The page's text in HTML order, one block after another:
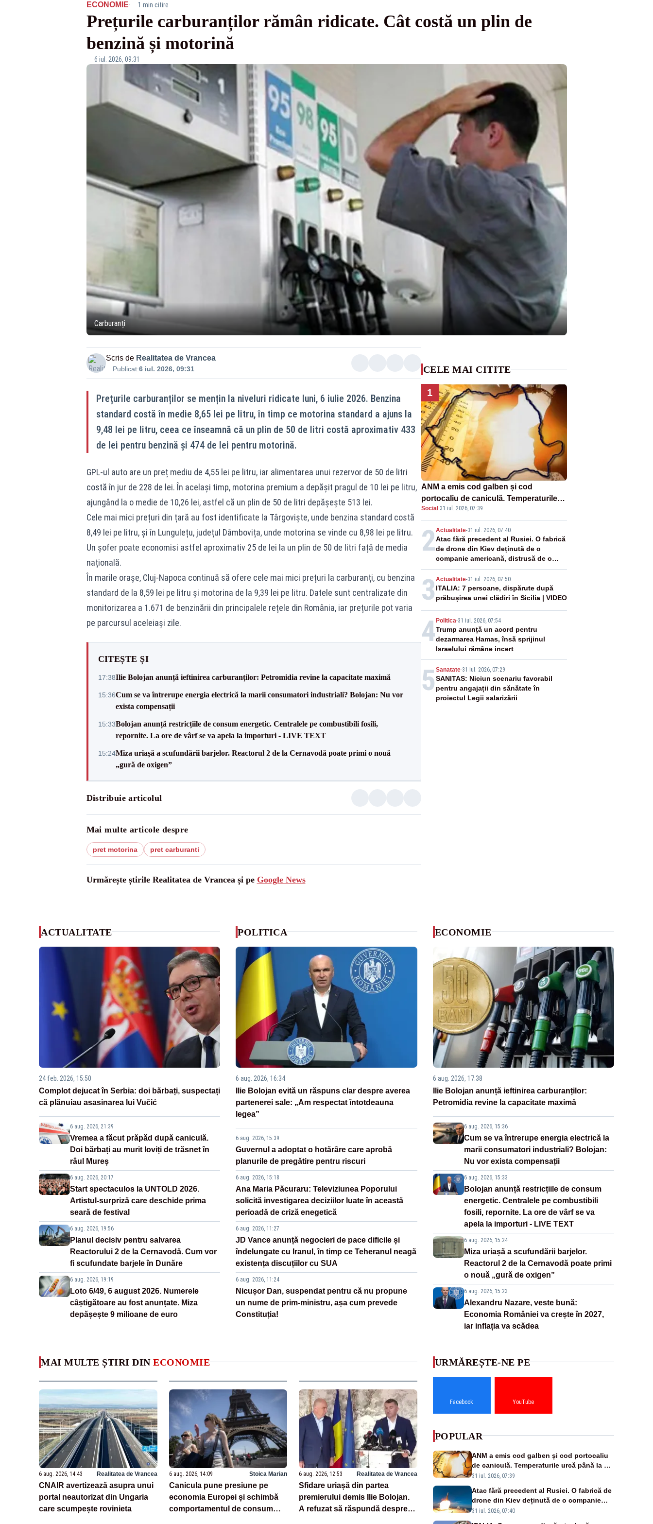
ECONOMIE· 1 min citire
Prețurile carburanților rămân ridicate. Cât costă un plin de
benzină și motorină
6 iul. 2026, 09:31
Carburanți
Scris de Realitatea de Vrancea
Publicat:6 iul. 2026, 09:31
Prețurile carburanților se mențin la niveluri ridicate luni, 6 iulie 2026. Benzina
standard costă în medie 8,65 lei pe litru, în timp ce motorina standard a ajuns la
9,48 lei pe litru, ceea ce înseamnă că un plin de 50 de litri costă aproximativ 433
de lei pentru benzină și 474 de lei pentru motorină.
GPL-ul auto are un preț mediu de 4,55 lei pe litru, iar alimentarea unui rezervor de 50 de litri
costă în jur de 228 de lei. În același timp, motorina premium a depășit pragul de 10 lei pe litru,
ajungând la o medie de 10,26 lei, astfel că un plin de 50 de litri depășește 513 lei.
Cele mai mici prețuri din țară au fost identificate la Târgoviște, unde benzina standard costă
8,49 lei pe litru, și în Lungulețu, județul Dâmbovița, unde motorina se vinde cu 8,98 lei pe litru.
Un șofer poate economisi astfel aproximativ 25 de lei la un plin de 50 de litri față de media
națională.
În marile orașe, Cluj-Napoca continuă să ofere cele mai mici prețuri la carburanți, cu benzina
standard de la 8,59 lei pe litru și motorina de la 9,39 lei pe litru. Datele sunt centralizate din
monitorizarea a 1.671 de benzinării din principalele rețele din România, iar prețurile pot varia
pe parcursul aceleiași zile.
CITEȘTE ȘI
17:38Ilie Bolojan anunță ieftinirea carburanților: Petromidia revine la capacitate maximă
15:36Cum se va întrerupe energia electrică la marii consumatori industriali? Bolojan: Nu vor
exista compensații
15:33Bolojan anunță restricțiile de consum energetic. Centralele pe combustibili fosili,
repornite. La ore de vârf se va apela la importuri - LIVE TEXT
15:24Miza uriașă a scufundării barjelor. Reactorul 2 de la Cernavodă poate primi o nouă
„gură de oxigen”
Distribuie articolul
Mai multe articole despre
pret motorina pret carburanti
Urmărește știrile Realitatea de Vrancea și pe Google News
CELE MAI CITITE
1
ANM a emis cod galben și cod
portocaliu de caniculă. Temperaturile
urcă până la 38 de grade, iar nopțile
devin tropicale
Social·31 iul. 2026, 07:39
2Actualitate-31 iul. 2026, 07:40
Atac fără precedent al Rusiei. O fabrică
de drone din Kiev deținută de o
companie americană, distrusă de o
rachetă rusească
3 Actualitate-31 iul. 2026, 07:50
ITALIA: 7 persoane, dispărute după
prăbușirea unei clădiri în Sicilia | VIDEO
4Politica-31 iul. 2026, 07:54
Trump anunță un acord pentru
dezarmarea Hamas, însă sprijinul
Israelului rămâne incert
5 Sanatate-31 iul. 2026, 07:29
SANITAS: Niciun scenariu favorabil
pentru angajații din sănătate în
proiectul Legii salarizării
ACTUALITATE
24 feb. 2026, 15:50
Complot dejucat în Serbia: doi bărbați, suspectați
că plănuiau asasinarea lui Vučić
6 aug. 2026, 21:39
Vremea a făcut prăpăd după caniculă.
Doi bărbați au murit loviți de trăsnet în
râul Mureș
6 aug. 2026, 20:17
Start spectaculos la UNTOLD 2026.
Artistul-surpriză care deschide prima
seară de festival
6 aug. 2026, 19:56
Planul decisiv pentru salvarea
Reactorului 2 de la Cernavodă. Cum vor
fi scufundate barjele în Dunăre
6 aug. 2026, 19:19
Loto 6/49, 6 august 2026. Numerele
câștigătoare au fost anunțate. Miza
depășește 9 milioane de euro
POLITICA
6 aug. 2026, 16:34
Ilie Bolojan evită un răspuns clar despre averea
partenerei sale: „Am respectat întotdeauna
legea”
6 aug. 2026, 15:39
Guvernul a adoptat o hotărâre care aprobă
planurile de pregătire pentru riscuri
6 aug. 2026, 15:18
Ana Maria Păcuraru: Televiziunea Poporului
solicită investigarea deciziilor luate în această
perioadă de criză enegetică
6 aug. 2026, 11:27
JD Vance anunță negocieri de pace dificile și
îndelungate cu Iranul, în timp ce Teheranul neagă
existența discuțiilor cu SUA
6 aug. 2026, 11:24
Nicușor Dan, suspendat pentru că nu propune
un nume de prim-ministru, așa cum prevede
Constituția!
ECONOMIE
6 aug. 2026, 17:38
Ilie Bolojan anunță ieftinirea carburanților:
Petromidia revine la capacitate maximă
6 aug. 2026, 15:36
Cum se va întrerupe energia electrică la
marii consumatori industriali? Bolojan:
Nu vor exista compensații
6 aug. 2026, 15:33
Bolojan anunță restricțiile de consum
energetic. Centralele pe combustibili
fosili, repornite. La ore de vârf se va
apela la importuri - LIVE TEXT
6 aug. 2026, 15:24
Miza uriașă a scufundării barjelor.
Reactorul 2 de la Cernavodă poate primi
o nouă „gură de oxigen”
6 aug. 2026, 15:23
Alexandru Nazare, veste bună:
Economia României va crește în 2027,
iar inflația va scădea
MAI MULTE ȘTIRI DIN ECONOMIE
6 aug. 2026, 14:43 Realitatea de Vrancea
CNAIR avertizează asupra unui
portal neautorizat din Ungaria
care scumpește rovinieta
6 aug. 2026, 14:09 Stoica Marian
Canicula pune presiune pe
economia Europei și schimbă
comportamentul de consum
6 aug. 2026, 12:53 Realitatea de Vrancea
Sfidare uriașă din partea
premierului demis Ilie Bolojan.
A refuzat să răspundă despre
URMĂREȘTE-NE PE
Facebook YouTube
POPULAR
ANM a emis cod galben și cod portocaliu
de caniculă. Temperaturile urcă până la 38
de grade, iar nopțile devin tropicale
31 iul. 2026, 07:39
Atac fără precedent al Rusiei. O fabrică de
drone din Kiev deținută de o companie
americană, distrusă de o rachetă rusească
31 iul. 2026, 07:40